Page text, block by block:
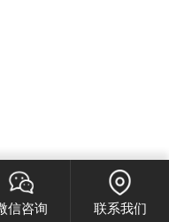
信咨询 联系我们